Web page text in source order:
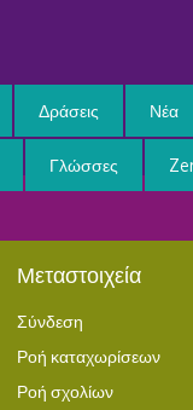
Δράσεις Νέα
Γλώσσες
Μεταστοιχεία
Σύνδεση
Ροή καταχωρίσεων
Ροή σχολίων